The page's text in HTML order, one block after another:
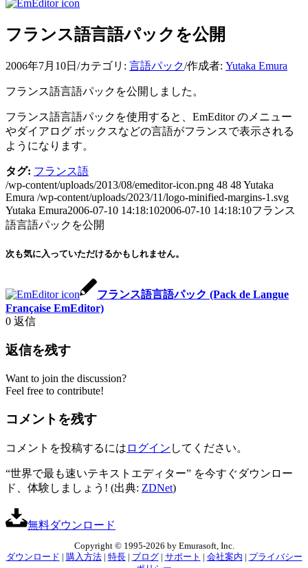
フランス語言語パックを公開
2006年7月10日 /カテゴリ: 言語パック/作成者: Yutaka Emura
フランス語言語パックを公開しました。
フランス語言語パックを使用すると、EmEditor のメニュー
やダイアログ ボックスなどの言語がフランスで表示される
ようになります。
タグ: フランス語
/wp-content/uploads/2013/08/emeditor-icon.png 48 48Yutaka
Emura /wp-content/uploads/2023/11/logo-minified-margins-1.svg
Yutaka Emura2006-07-10 14:18:102006-07-10 14:18:10フランス
語言語パックを公開
次も気に入っていただけるかもしれません。
フランス語言語パック (Pack de Langue
Française EmEditor)
0 返信
返信を残す
Want to join the discussion?
Feel free to contribute!
コメントを残す
コメントを投稿するには ログイン してください。
“世界で最も速いテキストエディター” を今すぐダウンロー
ド、体験しましょう! (出典: ZDNet)
無料ダウンロード
Copyright © 1995-2026 by Emurasoft, Inc.
ダウンロード
購入方法| 特長| ブログ| サポート 会社案内
プライバシー